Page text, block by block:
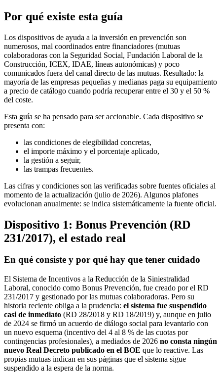
Por qué existe esta guía
Los dispositivos de ayuda a la inversión en prevención son
numerosos, mal coordinados entre financiadores (mutuas
colaboradoras con la Seguridad Social, Fundación Laboral de la
Construcción, ICEX, IDAE, líneas autonómicas) y poco
comunicados fuera del canal directo de las mutuas. Resultado: la
mayoría de las empresas pequeñas y medianas paga su equipamiento
a precio de catálogo cuando podría recuperar entre el 30 y el 50 %
del coste.
Esta guía se ha pensado para ser accionable. Cada dispositivo se
presenta con:
las condiciones de elegibilidad concretas,
el importe máximo y el porcentaje aplicado,
la gestión a seguir,
las trampas frecuentes.
Las cifras y condiciones son las verificadas sobre fuentes oficiales al
momento de la actualización (julio de 2026). Algunos plafones
evolucionan anualmente: se indica sistemáticamente la fuente oficial.
Dispositivo 1: Bonus Prevención (RD
231/2017), el estado real
En qué consiste y por qué hay que tener cuidado
El Sistema de Incentivos a la Reducción de la Siniestralidad
Laboral, conocido como Bonus Prevención, fue creado por el RD
231/2017 y gestionado por las mutuas colaboradoras. Pero su
historia reciente obliga a la prudencia: el sistema fue suspendido
casi de inmediato (RD 28/2018 y RD 18/2019) y, aunque en julio
de 2024 se firmó un acuerdo de diálogo social para levantarlo con
un nuevo esquema (incentivo del 4 al 8 % de las cuotas por
contingencias profesionales), a mediados de 2026 no consta ningún
nuevo Real Decreto publicado en el BOE que lo reactive. Las
propias mutuas indican en sus páginas que el sistema sigue
suspendido a la espera de la norma.